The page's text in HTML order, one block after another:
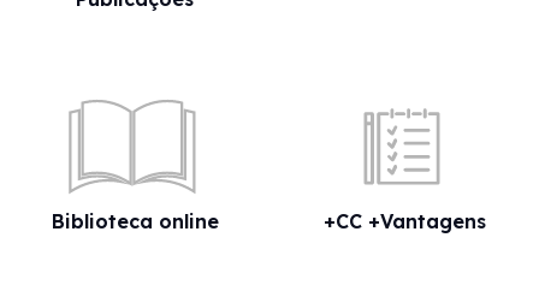
Biblioteca online +CC +Vantagens